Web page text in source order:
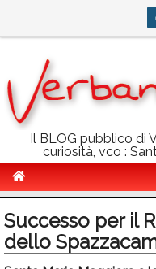
Il BLOG pubblico di
curiosità, vco :
Politica
Successo per il
dello